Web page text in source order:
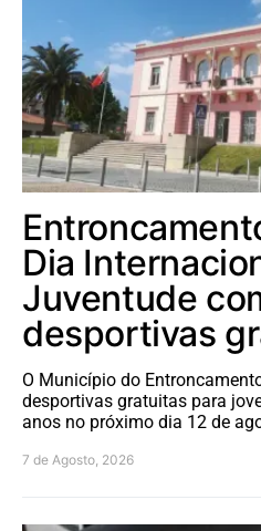
Dia
Juventude
desportivas
O Município do
desportivas gratuitas para
anos no próximo dia 12 de
7 de Agosto, 2026